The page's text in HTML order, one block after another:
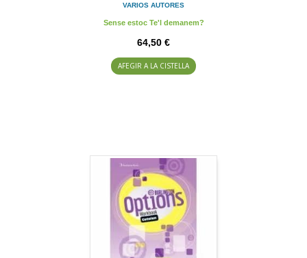
VARIOS AUTORES
Sense estoc Te'l demanem?
64,50 €
AFEGIR A LA CISTELLA